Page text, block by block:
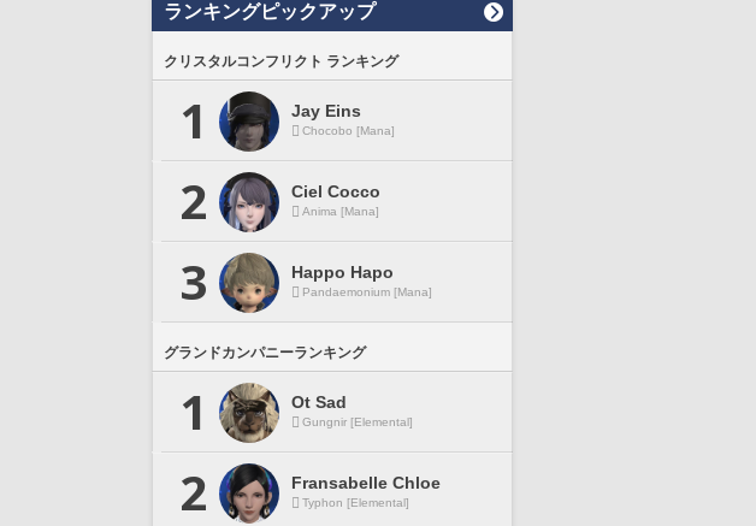
ランキングピックアップ
クリスタルコンフリクト ランキング
1 Jay Eins
Chocobo [Mana]
2 Ciel Cocco
Anima [Mana]
3 Happo Hapo
Pandaemonium [Mana]
グランドカンパニーランキング
1 Ot Sad
Gungnir [Elemental]
2 Fransabelle Chloe
Typhon [Elemental]